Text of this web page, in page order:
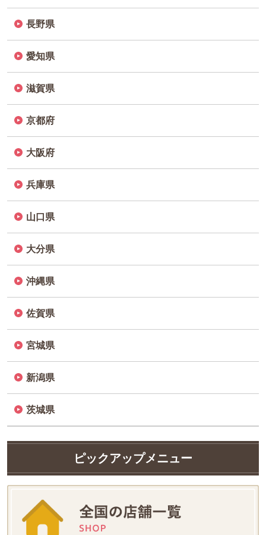
長野県
愛知県
滋賀県
京都府
大阪府
兵庫県
山口県
大分県
沖縄県
佐賀県
宮城県
新潟県
茨城県
ピックアップメニュー